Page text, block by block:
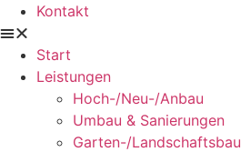
Kontakt
Start
Leistungen
Hoch-/Neu-/Anbau
Umbau & Sanierungen
Garten-/Landschaftsbau